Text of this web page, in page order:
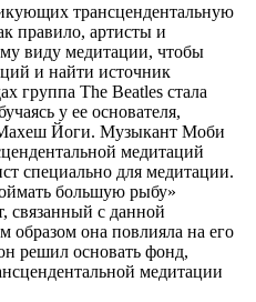
трансцендентальную
правило, артисты и
виду медитации, чтобы
и найти источник
группа The Beatles стала
у ее основателя,
Йоги. Музыкант Моби
медитаций
специально для медитации.
большую рыбу»
связанный с данной
образом она повлияла на его
решил основать фонд,
медитации